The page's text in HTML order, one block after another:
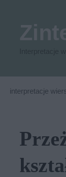
interpretacje